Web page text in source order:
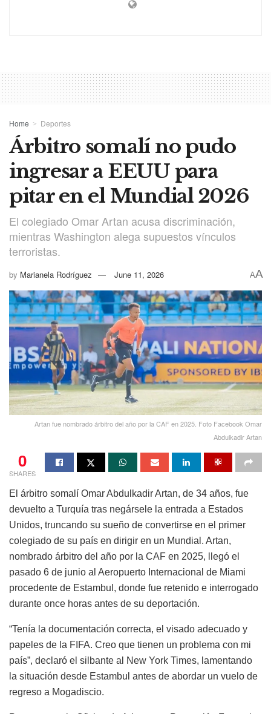
Home Deportes
Árbitro somalí no pudo
ingresar a EEUU para
pitar en el Mundial 2026
El colegiado Omar Artan acusa discriminación,
mientras Washington alega supuestos vínculos
terroristas.
by Marianela Rodríguez June 11, 2026 AA
Artan fue nombrado árbitro del año por la CAF en 2025. Foto Facebook Omar
Abdulkadir Artan
0
SHARES
El árbitro somalí Omar Abdulkadir Artan, de 34 años, fue
devuelto a Turquía tras negársele la entrada a Estados
Unidos, truncando su sueño de convertirse en el primer
colegiado de su país en dirigir en un Mundial. Artan,
nombrado árbitro del año por la CAF en 2025, llegó el
pasado 6 de junio al Aeropuerto Internacional de Miami
procedente de Estambul, donde fue retenido e interrogado
durante once horas antes de su deportación.
“Tenía la documentación correcta, el visado adecuado y
papeles de la FIFA. Creo que tienen un problema con mi
país”, declaró el silbante al New York Times, lamentando
la situación desde Estambul antes de abordar un vuelo de
regreso a Mogadiscio.